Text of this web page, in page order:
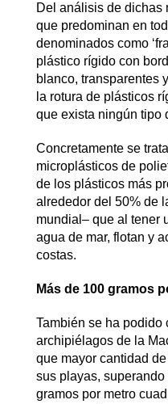
Del análisis de dichas
que predominan en
denominados como
plástico rígido con
blanco, transparentes
la rotura de plásticos
que exista ningún tipo
Concretamente se
microplásticos de
de los plásticos más
alrededor del 50% de
mundial– que al tener
agua de mar, flotan y
costas.
Más de 100 gramos
También se ha podido
archipiélagos de la
que mayor cantidad
sus playas,
gramos por metro